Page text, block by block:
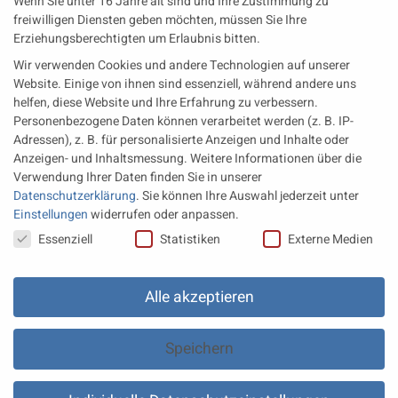
Wärme aus der Tiefe MTU heizt künftig mit Geothermie
MAN Engines bringt D3872 für die Stromversorgung im
Marinebereich
Eine neue Generation von Perkins Marinemotoren startet den
operativen Testbetrieb
Rechtliches
Impressum
Datenschutz
Datenschutz Einstellungen
freiwilligen Diensten geben möchten, müssen Sie Ihre
Erziehungsberechtigten um Erlaubnis bitten.
Wir verwenden Cookies und andere Technologien auf unserer
Website. Einige von ihnen sind essenziell, während andere uns
helfen, diese Website und Ihre Erfahrung zu verbessern.
Personenbezogene Daten können verarbeitet werden (z. B. IP-
Adressen), z. B. für personalisierte Anzeigen und Inhalte oder
Anzeigen- und Inhaltsmessung.Weitere Informationen über die
Verwendung Ihrer Daten finden Sie in unserer
Datenschutzerklärung.Sie können Ihre Auswahl jederzeit unter
Einstellungenwiderrufen oder anpassen.
Datenschutzeinstellungen
Essenziell Statistiken Externe Medien
Alle akzeptieren
Speichern